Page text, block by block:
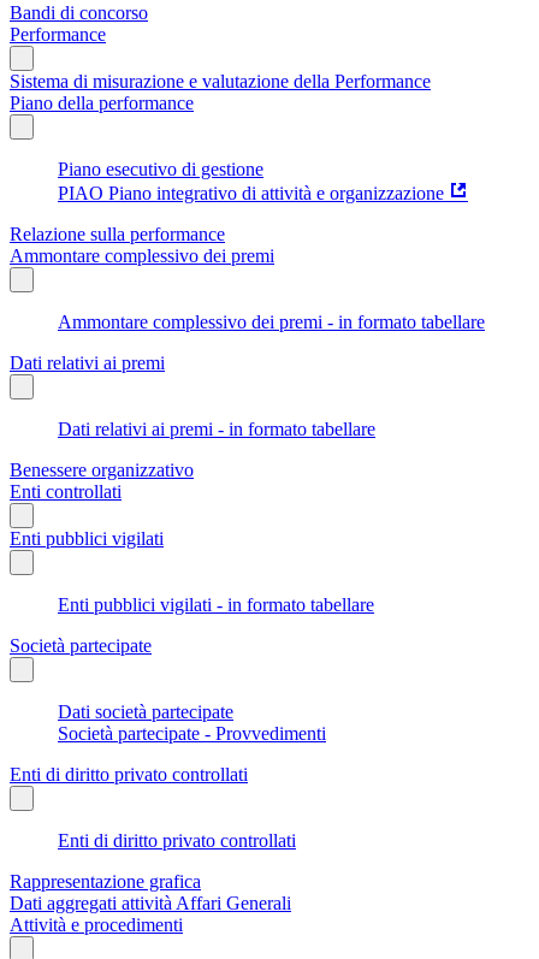
Bandi di concorso
Performance
Sistema di misurazione e valutazione della Performance
Piano della performance
Piano esecutivo di gestione
PIAO Piano integrativo di attività e organizzazione
Relazione sulla performance
Ammontare complessivo dei premi
Ammontare complessivo dei premi - in formato tabellare
Dati relativi ai premi
Dati relativi ai premi - in formato tabellare
Benessere organizzativo
Enti controllati
Enti pubblici vigilati
Enti pubblici vigilati - in formato tabellare
Società partecipate
Dati società partecipate
Società partecipate - Provvedimenti
Enti di diritto privato controllati
Enti di diritto privato controllati
Rappresentazione grafica
Dati aggregati attività Affari Generali
Attività e procedimenti